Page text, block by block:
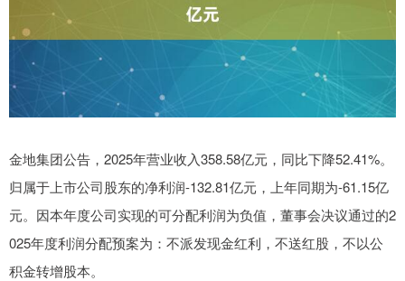
金地集团公告，2025年营业收入358.58亿元，同比下降52.41%。
归属于上市公司股东的净利润-132.81亿元，上年同期为-61.15亿
元。因本年度公司实现的可分配利润为负值，董事会决议通过的2
025年度利润分配预案为：不派发现金红利，不送红股，不以公
积金转增股本。